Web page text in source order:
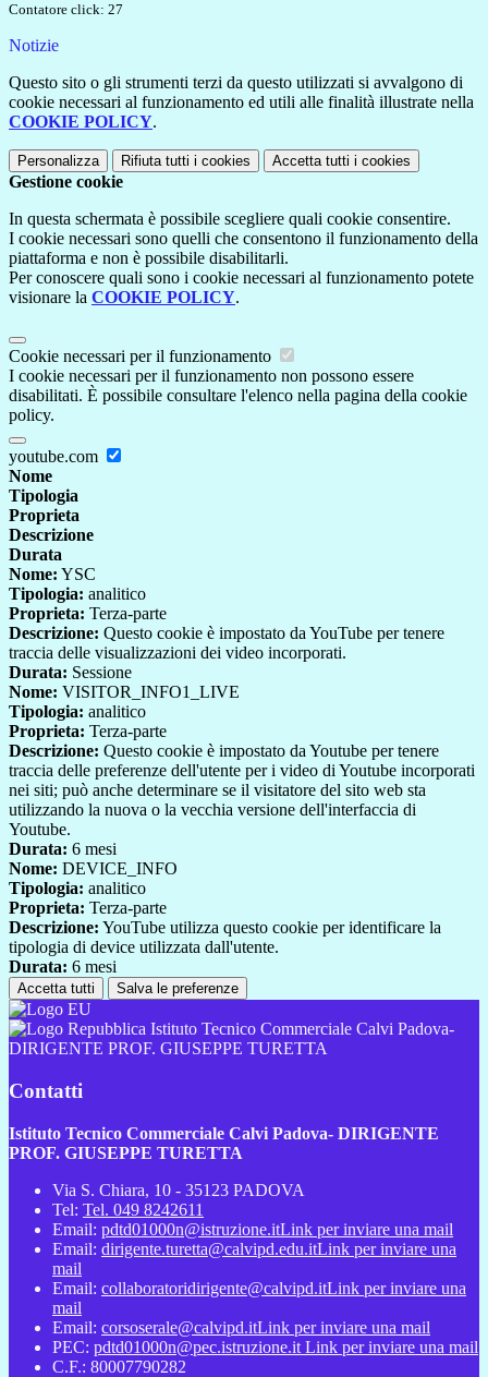
Contatore click: 27
Notizie
Questo sito o gli strumenti terzi da questo utilizzati si avvalgono di
cookie necessari al funzionamento ed utili alle finalità illustrate nella
COOKIE POLICY.
Personalizza Rifiuta tutti i cookies Accetta tutti i cookies
Gestione cookie
In questa schermata è possibile scegliere quali cookie consentire.
I cookie necessari sono quelli che consentono il funzionamento della
piattaforma e non è possibile disabilitarli.
Per conoscere quali sono i cookie necessari al funzionamento potete
visionare la COOKIE POLICY.
Cookie necessari per il funzionamento
I cookie necessari per il funzionamento non possono essere
disabilitati. È possibile consultare l'elenco nella pagina della cookie
policy.
youtube.com
Nome
Tipologia
Proprieta
Descrizione
Durata
Nome: YSC
Tipologia: analitico
Proprieta: Terza-parte
Descrizione: Questo cookie è impostato da YouTube per tenere
traccia delle visualizzazioni dei video incorporati.
Durata: Sessione
Nome: VISITOR_INFO1_LIVE
Tipologia: analitico
Proprieta: Terza-parte
Descrizione: Questo cookie è impostato da Youtube per tenere
traccia delle preferenze dell'utente per i video di Youtube incorporati
nei siti; può anche determinare se il visitatore del sito web sta
utilizzando la nuova o la vecchia versione dell'interfaccia di
Youtube.
Durata: 6 mesi
Nome: DEVICE_INFO
Tipologia: analitico
Proprieta: Terza-parte
Descrizione: YouTube utilizza questo cookie per identificare la
tipologia di device utilizzata dall'utente.
Durata: 6 mesi
Accetta tutti Salva le preferenze
Istituto Tecnico Commerciale Calvi Padova-
DIRIGENTE PROF. GIUSEPPE TURETTA
Contatti
Istituto Tecnico Commerciale Calvi Padova- DIRIGENTE
PROF. GIUSEPPE TURETTA
Via S. Chiara, 10 - 35123 PADOVA
Tel: Tel. 049 8242611
Email: pdtd01000n@istruzione.itLink per inviare una mail
Email: dirigente.turetta@calvipd.edu.itLink per inviare una
mail
Email: collaboratoridirigente@calvipd.itLink per inviare una
mail
Email: corsoserale@calvipd.itLink per inviare una mail
PEC: pdtd01000n@pec.istruzione.it Link per inviare una mail
C.F.: 80007790282